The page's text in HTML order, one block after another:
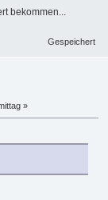
bekommen...
Gespeichert
»